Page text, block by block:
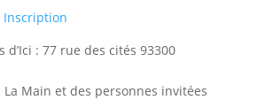
Inscription
d’Ici : 77 rue des cités 93300
La Main et des personnes invitées